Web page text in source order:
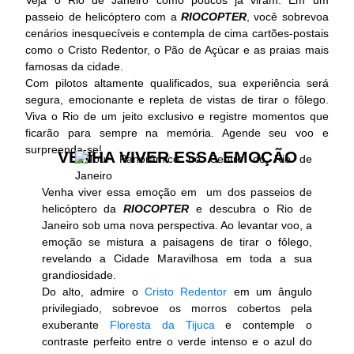
passeio de helicóptero com a RIOCOPTER, você sobrevoa
cenários inesquecíveis e contempla de cima cartões-postais
como o Cristo Redentor, o Pão de Açúcar e as praias mais
famosas da cidade.
Com pilotos altamente qualificados, sua experiência será
segura, emocionante e repleta de vistas de tirar o fôlego.
Viva o Rio de um jeito exclusivo e registre momentos que
ficarão para sempre na memória. Agende seu voo e
surpreenda-se!
VENHA VIVER ESSA EMOÇÃO
Venha viver essa emoção em um dos passeios de
helicóptero daRIOCOPTER e descubra o Rio de
Janeiro sob uma nova perspectiva. Ao levantar voo, a
emoção se mistura a paisagens de tirar o fôlego,
revelando a Cidade Maravilhosa em toda a sua
grandiosidade.
Do alto, admire o Cristo Redentor em um ângulo
privilegiado, sobrevoe os morros cobertos pela
exuberante Floresta da Tijucae contemple o
contraste perfeito entre o verde intenso e o azul do